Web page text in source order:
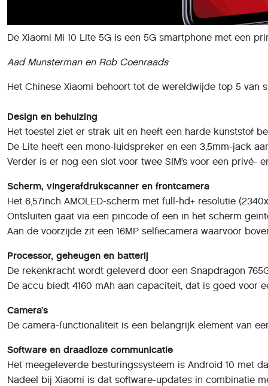
De Xiaomi Mi 10 Lite 5G is een 5G smartphone met een
Aad Munsterman en Rob Coenraads
Het Chinese Xiaomi behoort tot de wereldwijde top 5
Design en behuizing
Het toestel ziet er strak uit en heeft een harde kunststof
De Lite heeft een mono-luidspreker en een 3,5mm-jack
Verder is er nog een slot voor twee SIM’s voor een privé-
Scherm, vingerafdrukscanner en frontcamera
Het 6,57inch AMOLED-scherm met full-hd+ resolutie
Ontsluiten gaat via een pincode of een in het scherm
Aan de voorzijde zit een 16MP selfiecamera waarvoor
Processor, geheugen en batterij
De rekenkracht wordt geleverd door een Snapdragon
De accu biedt 4160 mAh aan capaciteit, dat is goed voor
Camera’s
De camera-functionaliteit is een belangrijk element van
Software en draadloze communicatie
Het meegeleverde besturingssysteem is Android 10 met
Nadeel bij Xiaomi is dat software-updates in combinatie